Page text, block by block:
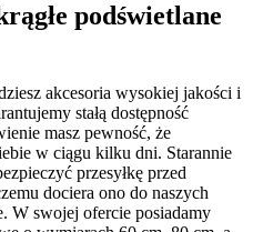
podświetlane
akcesoria wysokiej jakości i
stałą dostępność
masz pewność, że
w ciągu kilku dni. Starannie
przesyłkę przed
dociera ono do naszych
W swojej ofercie posiadamy